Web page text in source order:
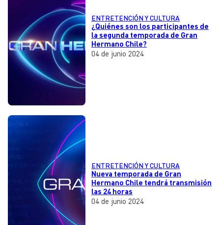
ENTRETENCIÓN Y CULTURA
¿Quiénes son los participantes de
la segunda temporada de Gran
Hermano Chile?
04 de junio 2024
ENTRETENCIÓN Y CULTURA
Nueva temporada de Gran
Hermano Chile tendrá transmisión
las 24 horas
04 de junio 2024